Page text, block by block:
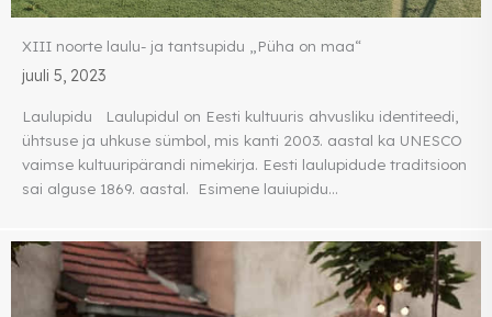
XIII noorte laulu- ja tantsupidu „Püha on maa“
juuli 5, 2023
Laulupidu Laulupidul on Eesti kultuuris ahvusliku identiteedi,
ühtsuse ja uhkuse sümbol, mis kanti 2003. aastal ka UNESCO
vaimse kultuuripärandi nimekirja. Eesti laulupidude traditsioon
sai alguse 1869. aastal. Esimene lauiupidu...